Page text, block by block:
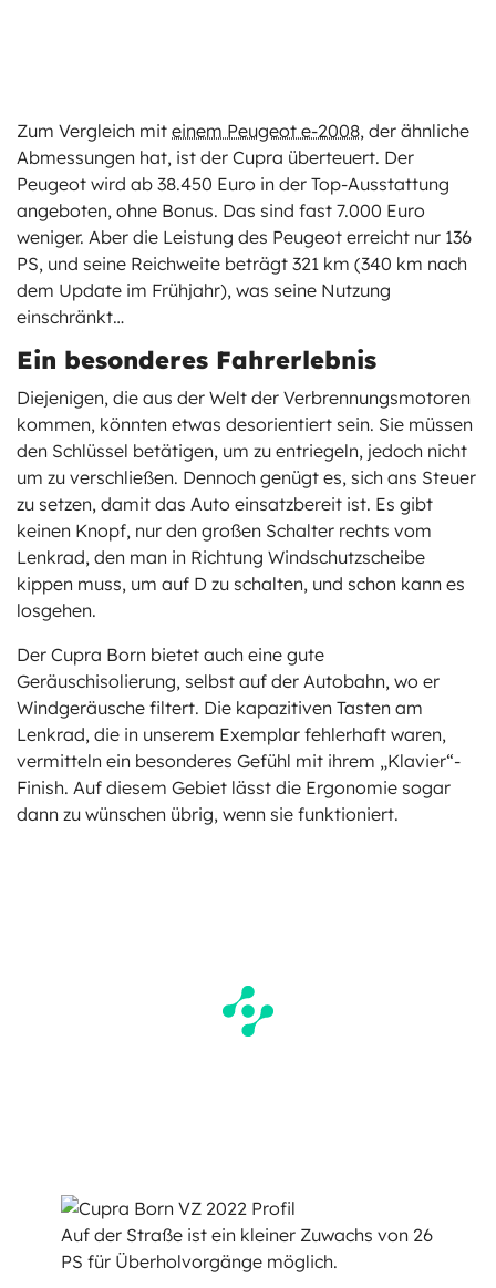
Zum Vergleich mit einem Peugeot e-2008, der ähnliche
Abmessungen hat, ist der Cupra überteuert. Der
Peugeot wird ab 38.450 Euro in der Top-Ausstattung
angeboten, ohne Bonus. Das sind fast 7.000 Euro
weniger. Aber die Leistung des Peugeot erreicht nur 136
PS, und seine Reichweite beträgt 321 km (340 km nach
dem Update im Frühjahr), was seine Nutzung
einschränkt…
Ein besonderes Fahrerlebnis
Diejenigen, die aus der Welt der Verbrennungsmotoren
kommen, könnten etwas desorientiert sein. Sie müssen
den Schlüssel betätigen, um zu entriegeln, jedoch nicht
um zu verschließen. Dennoch genügt es, sich ans Steuer
zu setzen, damit das Auto einsatzbereit ist. Es gibt
keinen Knopf, nur den großen Schalter rechts vom
Lenkrad, den man in Richtung Windschutzscheibe
kippen muss, um auf D zu schalten, und schon kann es
losgehen.
Der Cupra Born bietet auch eine gute
Geräuschisolierung, selbst auf der Autobahn, wo er
Windgeräusche filtert. Die kapazitiven Tasten am
Lenkrad, die in unserem Exemplar fehlerhaft waren,
vermitteln ein besonderes Gefühl mit ihrem „Klavier“-
Finish. Auf diesem Gebiet lässt die Ergonomie sogar
dann zu wünschen übrig, wenn sie funktioniert.
Auf der Straße ist ein kleiner Zuwachs von 26
PS für Überholvorgänge möglich.